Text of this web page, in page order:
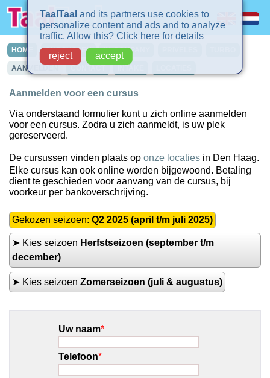
HOME CURSUSSEN IN-COMPANY
AANMELDEN
Aanmelden voor een cursus
Via onderstaand formulier kunt u zich online aanmelden
voor een cursus. Zodra u zich aanmeldt, is uw plek
gereserveerd.
De cursussen vinden plaats op onze locaties in Den Haag.
Elke cursus kan ook online worden bijgewoond. Betaling
dient te geschieden voor aanvang van de cursus, bij
voorkeur per bankoverschrijving.
Gekozen seizoen: Q2 2025 (april t/m juli 2025)
➤ Kies seizoen Herfstseizoen (september t/m
december)
➤ Kies seizoen Zomerseizoen (juli & augustus)
Uw naam*
Telefoon*
TaalTaal and its partners use cookies to
personalize content and ads and to analyze
traffic. Allow this? Click here for details
reject
accept